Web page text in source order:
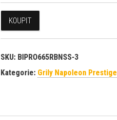
KOUPIT
SKU: BIPRO665RBNSS-3
Kategorie: Grily Napoleon Prestige